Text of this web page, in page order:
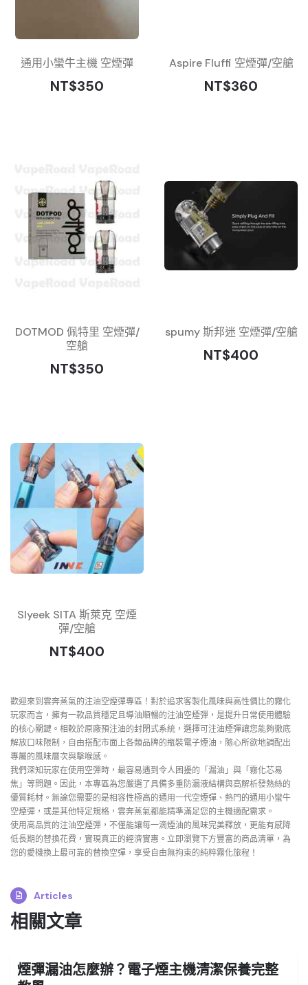
通用小蠻牛主機 空煙彈
NT$350
Aspire Fluffi 空煙彈/空艙
NT$360
DOTMOD 佩特里 空煙彈/
空艙
NT$350
spumy 斯邦迷 空煙彈/空艙
NT$400
Slyeek SITA 斯萊克 空煙
彈/空艙
NT$400
歡迎來到雲奔蒸氣的注油空煙彈專區！對於追求客製化風味與高性價比的霧化
玩家而言，擁有一款品質穩定且導油順暢的注油空煙彈，是提升日常使用體驗
的核心關鍵。相較於原廠預注油的封閉式系統，選擇可注油煙彈讓您能夠徹底
解放口味限制，自由搭配市面上各類品牌的瓶裝電子煙油，隨心所欲地調配出
專屬的風味層次與擊喉感。
我們深知玩家在使用空彈時，最容易遇到令人困擾的「漏油」與「霧化芯易
焦」等問題。因此，本專區為您嚴選了具備多重防漏液結構與高解析發熱絲的
優質耗材。無論您需要的是相容性極高的通用一代空煙彈、熱門的通用小蠻牛
空煙彈，或是其他特定規格，雲奔蒸氣都能精準滿足您的主機適配需求。
使用高品質的注油空煙彈，不僅能讓每一滴煙油的風味完美釋放，更能有感降
低長期的替換花費，實現真正的經濟實惠。立即瀏覽下方豐富的商品清單，為
您的愛機換上最可靠的替換空彈，享受自由無拘束的純粹霧化旅程！
Articles
相關文章
煙彈漏油怎麼辦？電子煙主機清潔保養完整